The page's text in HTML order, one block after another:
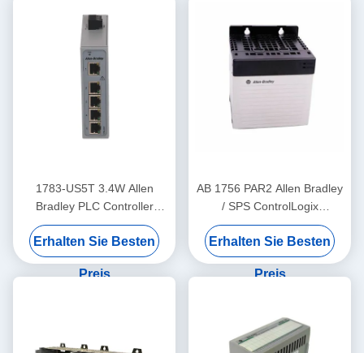
1783-US5T 3.4W Allen
Bradley PLC Controller
Industrie-Ethernet-Schalter
Fünf Kupfer-Ports
Erhalten Sie Besten
Preis
AB 1756 PAR2 Allen Bradley
/ SPS ControlLogix
Redundantes Netzteil-Kit
Erhalten Sie Besten
Preis